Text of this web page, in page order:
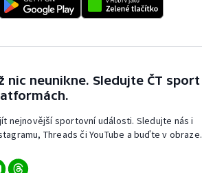
nic neunikne. Sledujte ČT sport
nejnovější sportovní události. Sledujte nás i
Threads či YouTube a buďte v obraze.